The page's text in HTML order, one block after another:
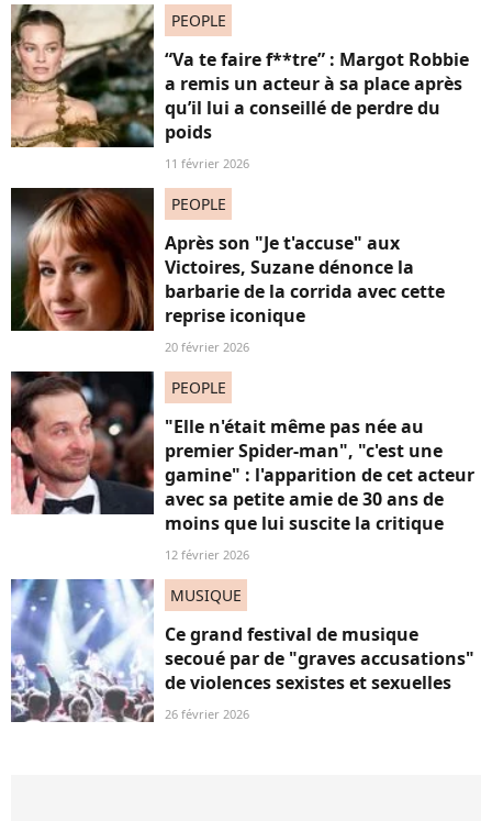
PEOPLE
“Va te faire f**tre” : Margot Robbie
a remis un acteur à sa place après
qu’il lui a conseillé de perdre du
poids
11 février 2026
PEOPLE
Après son "Je t'accuse" aux
Victoires, Suzane dénonce la
barbarie de la corrida avec cette
reprise iconique
20 février 2026
PEOPLE
"Elle n'était même pas née au
premier Spider-man", "c'est une
gamine" : l'apparition de cet acteur
avec sa petite amie de 30 ans de
moins que lui suscite la critique
12 février 2026
MUSIQUE
Ce grand festival de musique
secoué par de "graves accusations"
de violences sexistes et sexuelles
26 février 2026